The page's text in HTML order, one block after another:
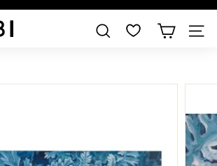
すべての作品を見る
検索